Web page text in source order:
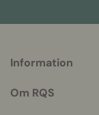
More
info
Information
Om RQS